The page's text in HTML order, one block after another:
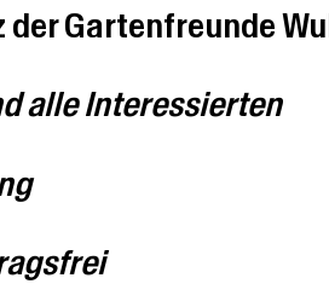
der Gartenfreunde
alle Interessierten